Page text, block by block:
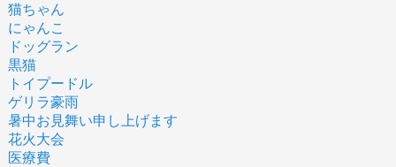
猫ちゃん
にゃんこ
ドッグラン
黒猫
トイプードル
ゲリラ豪雨
暑中お見舞い申し上げます
花火大会
医療費